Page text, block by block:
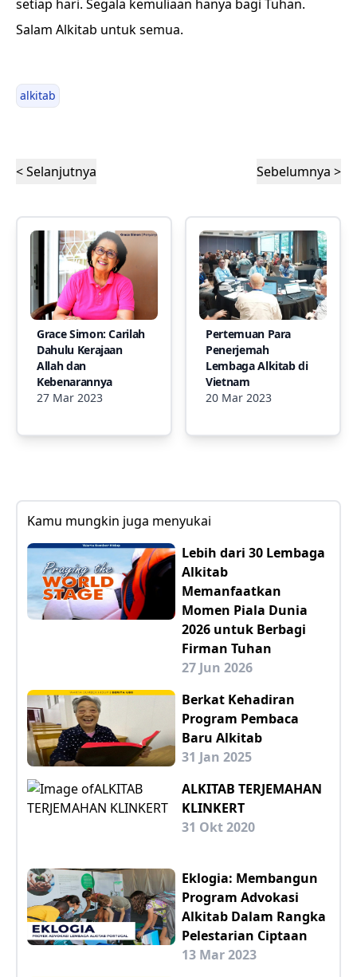
setiap hari. Segala kemuliaan hanya bagi Tuhan.
Salam Alkitab untuk semua.
alkitab
< Selanjutnya Sebelumnya >
Grace Simon: Carilah
Dahulu Kerajaan
Allah dan
Kebenarannya
27 Mar 2023
Pertemuan Para
Penerjemah
Lembaga Alkitab di
Vietnam
20 Mar 2023
Kamu mungkin juga menyukai
Lebih dari 30 Lembaga
Alkitab
Memanfaatkan
Momen Piala Dunia
2026 untuk Berbagi
Firman Tuhan
27 Jun 2026
Berkat Kehadiran
Program Pembaca
Baru Alkitab
31 Jan 2025
ALKITAB TERJEMAHAN
KLINKERT
31 Okt 2020
Eklogia: Membangun
Program Advokasi
Alkitab Dalam Rangka
Pelestarian Ciptaan
13 Mar 2023